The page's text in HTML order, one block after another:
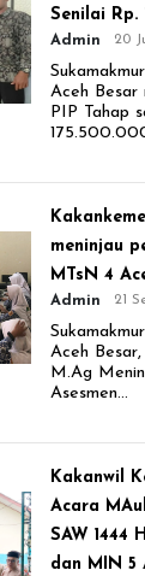
Senilai Rp.
Admin 20
Aceh Besar
PIP Tahap
meninjau
MTsN 4
Admin 21
Aceh
M.Ag
Asesmen...
Kakanwil
Acara
SAW 1444
dan MIN 5